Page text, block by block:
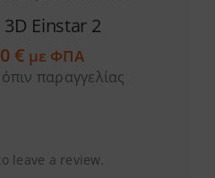
Einstar 2
€ με ΦΠΑ
παραγγελίας
leave a review.